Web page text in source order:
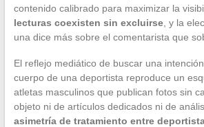
contenido calibrado para maximizar la
lecturas coexisten sin excluirse, y la
una dice más sobre el comentarista que
El reflejo mediático de buscar una
cuerpo de una deportista reproduce un
atletas masculinos que publican fotos sin
objeto ni de artículos dedicados ni de
asimetría de tratamiento entre